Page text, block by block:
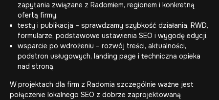
zapytania związane z Radomiem, regionem i konkretną
ofertą firmy,
testy i publikacja – sprawdzamy szybkość działania, RWD,
formularze, podstawowe ustawienia SEO i wygodę edycji,
wsparcie po wdrożeniu – rozwój treści, aktualności,
podstron usługowych, landing page i techniczna opieka
nad stroną.
W projektach dla firm z Radomia szczególnie ważne jest
połączenie lokalnego SEO z dobrze zaprojektowaną